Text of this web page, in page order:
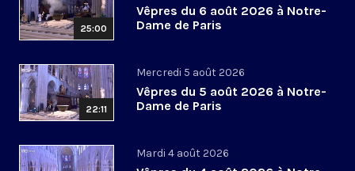
25:00
Vêpres du 6 août 2026 à Notre-
Dame de Paris
22:11
Mercredi 5 août 2026
Vêpres du 5 août 2026 à Notre-
Dame de Paris
Mardi 4 août 2026